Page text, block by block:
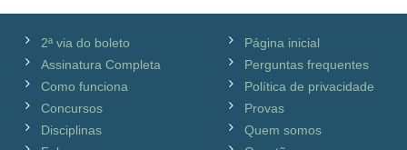
2ª via do boleto
Assinatura Completa
Como funciona
Concursos
Disciplinas
Página inicial
Perguntas frequentes
Política de privacidade
Provas
Quem somos